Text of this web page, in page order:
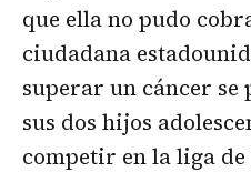
que ella no pudo
ciudadana
superar un cáncer
sus dos hijos
competir en la liga